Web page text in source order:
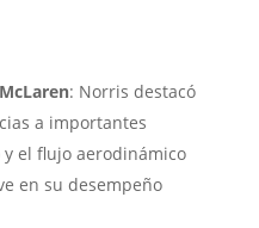
: Norris destacó
a importantes
el flujo aerodinámico
en su desempeño